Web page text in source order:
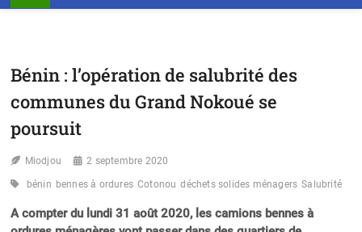
Bénin : l’opération de salubrité des
communes du Grand Nokoué se
poursuit
Miodjou 2 septembre 2020
bénin bennes à ordures Cotonou déchets solides ménagers Salubrité
A compter du lundi 31 août 2020, les camions bennes à